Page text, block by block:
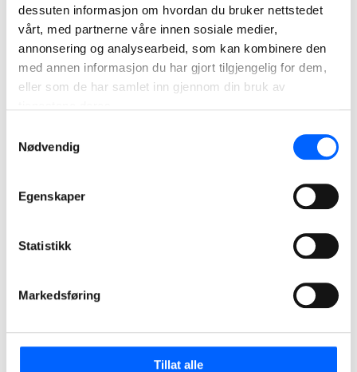
dessuten informasjon om hvordan du bruker nettstedet
vårt, med partnerne våre innen sosiale medier,
annonsering og analysearbeid, som kan kombinere den
med annen informasjon du har gjort tilgjengelig for dem,
eller som de har samlet inn gjennom din bruk av
Nødvendig
Egenskaper
Statistikk
Markedsføring
Tillat alle
Besøksadresse:
Østensjøveien 27, 0661 Oslo
Telefon:
+47 22 98 68 00
Besøksadresse:
Telefon:
Infrastructure DK Øst